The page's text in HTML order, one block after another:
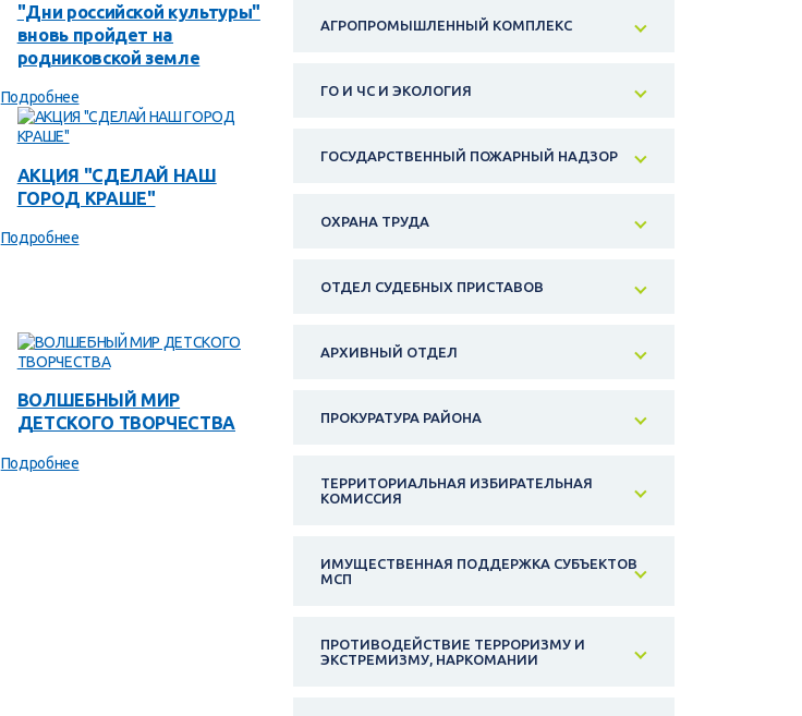
"Дни российской культуры"
вновь пройдет на
родниковской земле
Подробнее
АКЦИЯ "СДЕЛАЙ НАШ
ГОРОД КРАШЕ"
Подробнее
ВОЛШЕБНЫЙ МИР
ДЕТСКОГО ТВОРЧЕСТВА
Подробнее
АГРОПРОМЫШЛЕННЫЙ КОМПЛЕКС
ГО И ЧС И ЭКОЛОГИЯ
ГОСУДАРСТВЕННЫЙ ПОЖАРНЫЙ НАДЗОР
ОХРАНА ТРУДА
ОТДЕЛ СУДЕБНЫХ ПРИСТАВОВ
АРХИВНЫЙ ОТДЕЛ
ПРОКУРАТУРА РАЙОНА
ТЕРРИТОРИАЛЬНАЯ ИЗБИРАТЕЛЬНАЯ
КОМИССИЯ
ИМУЩЕСТВЕННАЯ ПОДДЕРЖКА СУБЪЕКТОВ
МСП
ПРОТИВОДЕЙСТВИЕ ТЕРРОРИЗМУ И
ЭКСТРЕМИЗМУ, НАРКОМАНИИ